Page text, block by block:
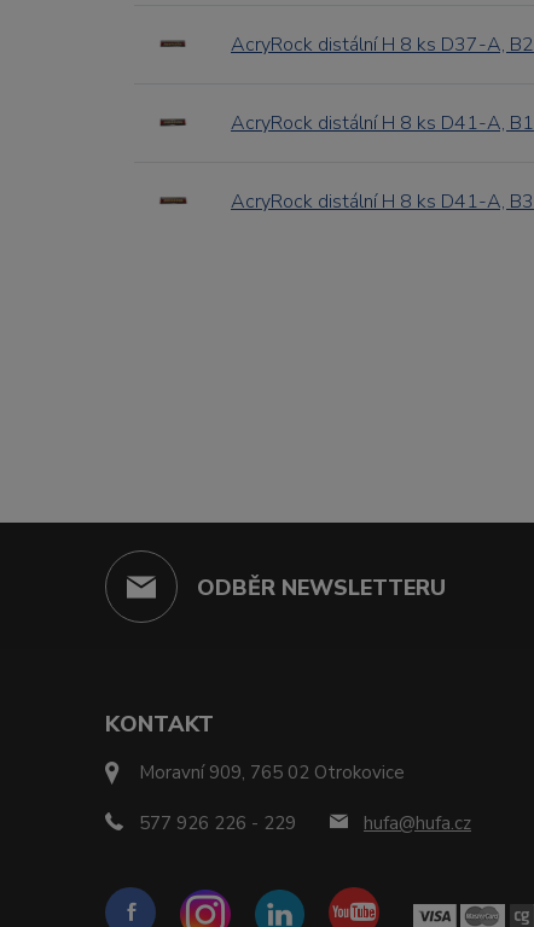
AcryRock distální H 8 ks D37-A, B2
AcryRock distální H 8 ks D41-A, B1
AcryRock distální H 8 ks D41-A, B3
ODBĚR NEWSLETTERU
KONTAKT
Moravní 909, 765 02 Otrokovice
577 926 226 - 229 hufa@hufa.cz